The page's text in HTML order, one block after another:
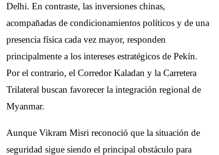
Delhi. En contraste, las inversiones chinas,
acompañadas de condicionamientos políticos y de una
presencia física cada vez mayor, responden
principalmente a los intereses estratégicos de Pekín.
Por el contrario, el Corredor Kaladan y la Carretera
Trilateral buscan favorecer la integración regional de
Myanmar.
Aunque Vikram Misri reconoció que la situación de
seguridad sigue siendo el principal obstáculo para